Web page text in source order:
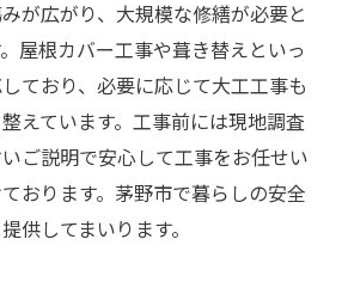
が広がり、大規模な修繕が必要と
屋根カバー工事や葺き替えといっ
ており、必要に応じて大工工事も
えています。工事前には現地調査
ご説明で安心して工事をお任せい
おります。茅野市で暮らしの安全
供してまいります。